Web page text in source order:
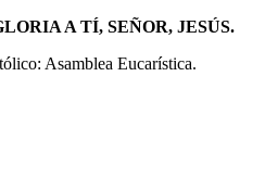
A TÍ, SEÑOR, JESÚS.
Asamblea Eucarística.